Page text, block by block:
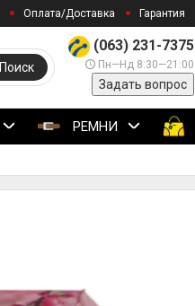
Оплата/Доставка Гарантия
(063) 231-7375
Пн—Нд 8:30—21:00
Задать вопрос
Поиск
РЕМНИ